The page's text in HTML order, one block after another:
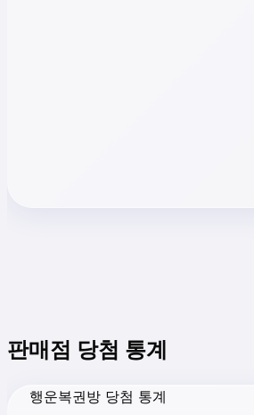
판매점 당첨 통계
행운복권방 당첨 통계